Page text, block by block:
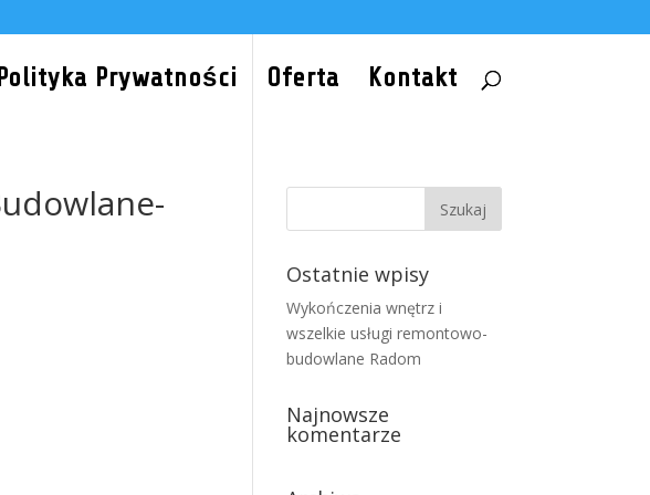
Polityka Prywatności Oferta Kontakt
Ostatnie wpisy
Wykończenia wnętrz i
wszelkie usługi remontowo-
budowlane Radom
Najnowsze
komentarze